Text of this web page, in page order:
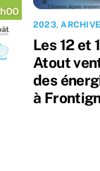
2023,
Les 12 et
Atout
des
à